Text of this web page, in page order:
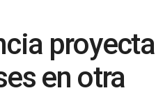
proyecta
en otra